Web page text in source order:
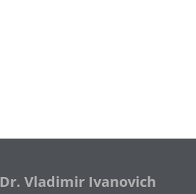
Dr. Vladimir Ivanovich